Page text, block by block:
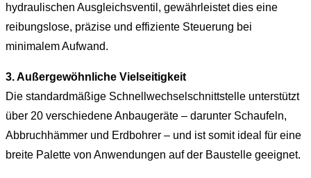
hydraulischen Ausgleichsventil, gewährleistet dies eine
reibungslose, präzise und effiziente Steuerung bei
minimalem Aufwand.
3. Außergewöhnliche Vielseitigkeit
Die standardmäßige Schnellwechselschnittstelle unterstützt
über 20 verschiedene Anbaugeräte – darunter Schaufeln,
Abbruchhämmer und Erdbohrer – und ist somit ideal für eine
breite Palette von Anwendungen auf der Baustelle geeignet.